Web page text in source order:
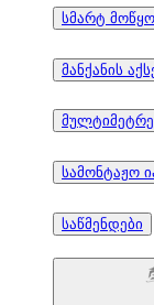
სმარტ
მანქანის
სამონტაჟო
საწმენდები